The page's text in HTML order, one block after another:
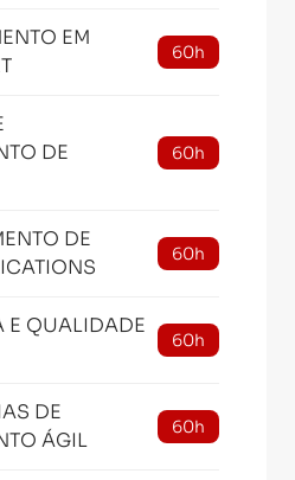
EM
60h
DE
60h
DE
60h
E QUALIDADE
60h
DE
ÁGIL
60h